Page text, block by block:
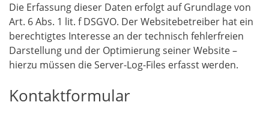
Die Erfas­sung die­ser Daten erfolgt auf Grund­la­ge von
Art. 6 Abs. 1 lit. f DSGVO. Der Web­site­be­trei­ber hat ein
berech­tig­tes Inter­es­se an der tech­nisch feh­ler­frei­en
Dar­stel­lung und der Opti­mie­rung sei­ner Web­site –
hier­zu müs­sen die Ser­ver-Log-Files erfasst werden.
Kontaktformular